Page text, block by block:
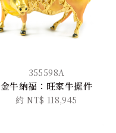
355598A
金牛納福：旺家牛擺件
約 NT$ 118,945